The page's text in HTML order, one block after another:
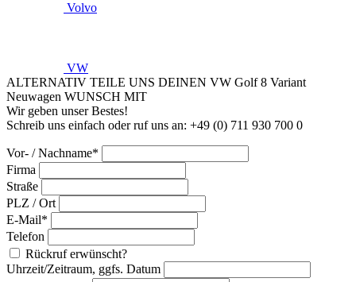
Volvo
VW
ALTERNATIV TEILE UNS DEINEN VW Golf 8 Variant
Neuwagen WUNSCH MIT
Wir geben unser Bestes!
Schreib uns einfach oder ruf uns an: +49 (0) 711 930 700 0
Vor- / Nachname*
Firma
Straße
PLZ / Ort
E-Mail*
Telefon
Rückruf erwünscht?
Uhrzeit/Zeitraum, ggfs. Datum